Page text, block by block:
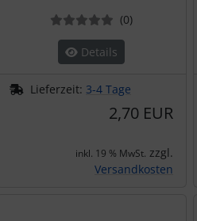
(0Bewertungen
)
Details
Lieferzeit: 3-4 Tage
2,70 EUR
inkl. 19 % MwSt. zzgl.
Versandkosten